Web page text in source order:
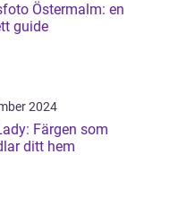
Östermalm: en
guide
2024
Färgen som
ditt hem